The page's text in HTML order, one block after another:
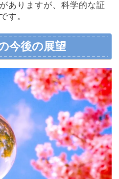
ありますが、科学的な証
す。
今後の展望